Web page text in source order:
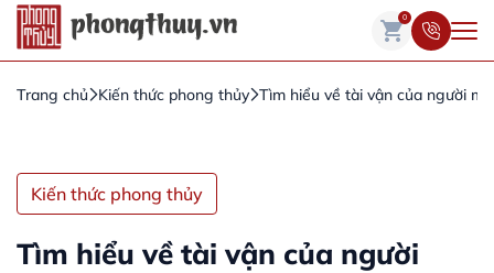
0
Trang chủ Kiến thức phong thủy Tìm hiểu về tài vận của người
Kiến thức phong thủy
Tìm hiểu về tài vận của người